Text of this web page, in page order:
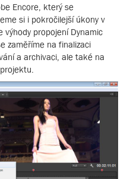
Encore, který se
si i pokročilejší úkony v
propojení Dynamic
zaměříme na finalizaci
a archivaci, ale také na